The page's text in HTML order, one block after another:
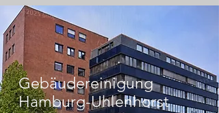
Gebäudereinigung
Hamburg-Uhlenhorst